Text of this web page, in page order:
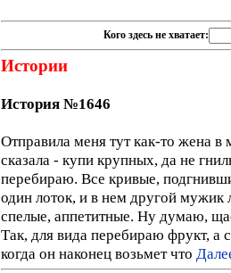
Кого здесь не хватает:
Истории
История №1646
Отправила меня тут как-то жена
сказала - купи крупных, да не
перебираю. Все кривые,
один лоток, и в нем другой
спелые, аппетитные. Ну думаю,
Так, для вида перебираю фрукт, а
когда он наконец возьмет что